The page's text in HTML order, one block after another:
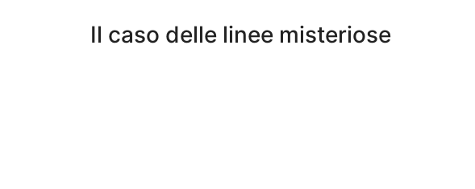
Il caso delle linee misteriose